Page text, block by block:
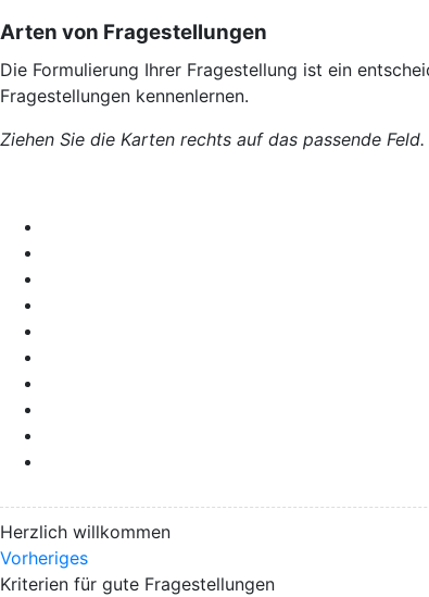
Arten von Fragestellungen
Die Formulierung Ihrer Fragestellung ist ein
Fragestellungen kennenlernen.
Ziehen Sie die Karten rechts auf das passende
Herzlich willkommen
Vorheriges
Kriterien für gute Fragestellungen